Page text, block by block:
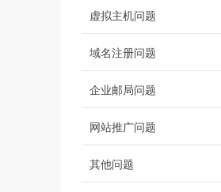
虚拟主机问题
域名注册问题
企业邮局问题
网站推广问题
其他问题